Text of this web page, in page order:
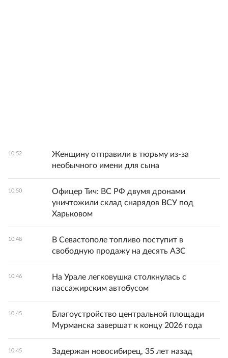
10:52
Женщину отправили в тюрьму из-за
необычного имени для сына
10:50
Офицер Тич: ВС РФ двумя дронами
уничтожили склад снарядов ВСУ под
Харьковом
10:48
В Севастополе топливо поступит в
свободную продажу на десять АЗС
10:46
На Урале легковушка столкнулась с
пассажирским автобусом
10:45
Благоустройство центральной площади
Мурманска завершат к концу 2026 года
10:45
Задержан новосибирец, 35 лет назад